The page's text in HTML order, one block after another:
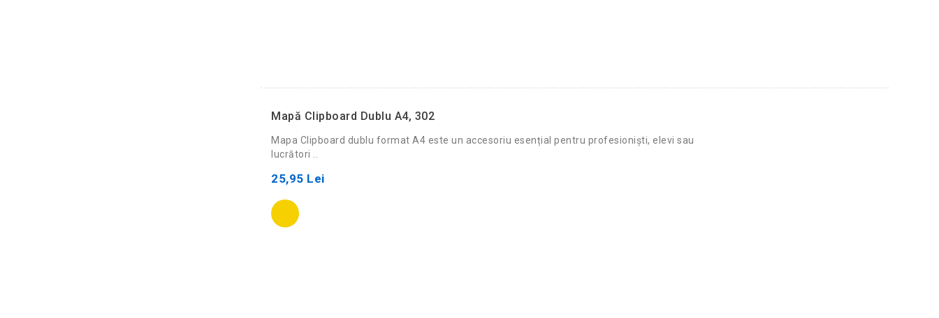
Mapă Clipboard Dublu A4, 302
Mapa Clipboard dublu format A4 este un accesoriu esențial pentru profesioniști, elevi sau
lucrători ..
25,95 Lei